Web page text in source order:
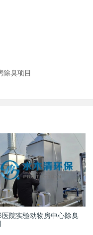
除臭项目
医院实验动物房中心除臭